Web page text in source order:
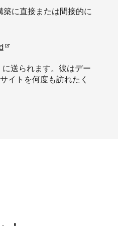
に直接または間接的に
に送られます。彼はデー
イトを何度も訪れたく